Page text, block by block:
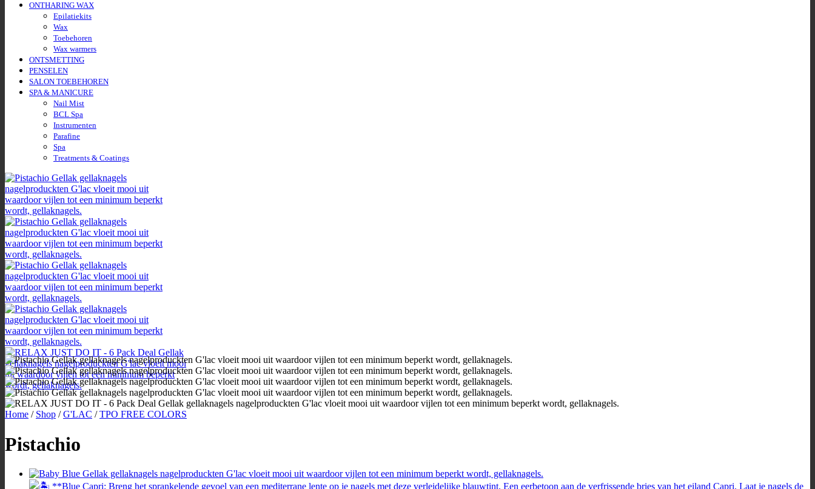
ONTHARING WAX
Epilatiekits
Wax
Toebehoren
Wax warmers
ONTSMETTING
PENSELEN
SALON TOEBEHOREN
SPA & MANICURE
Nail Mist
BCL Spa
Instrumenten
Parafine
Spa
Treatments & Coatings
Home / Shop / G'LAC / TPO FREE COLORS
Pistachio